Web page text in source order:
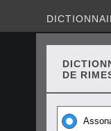
DE